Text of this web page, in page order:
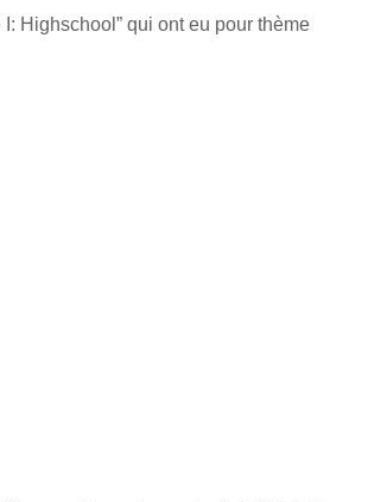
Highschool” qui ont eu pour thème